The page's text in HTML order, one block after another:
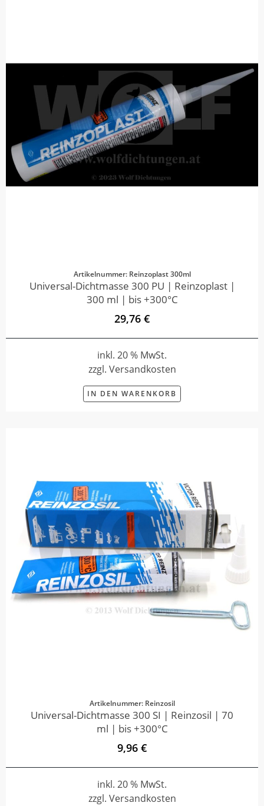
Artikelnummer: Reinzoplast 300ml
Universal-Dichtmasse 300 PU | Reinzoplast |
300 ml | bis +300°C
29,76 €
inkl. 20 % MwSt.
zzgl. Versandkosten
IN DEN WARENKORB
Artikelnummer: Reinzosil
Universal-Dichtmasse 300 SI | Reinzosil | 70
ml | bis +300°C
9,96 €
inkl. 20 % MwSt.
zzgl. Versandkosten